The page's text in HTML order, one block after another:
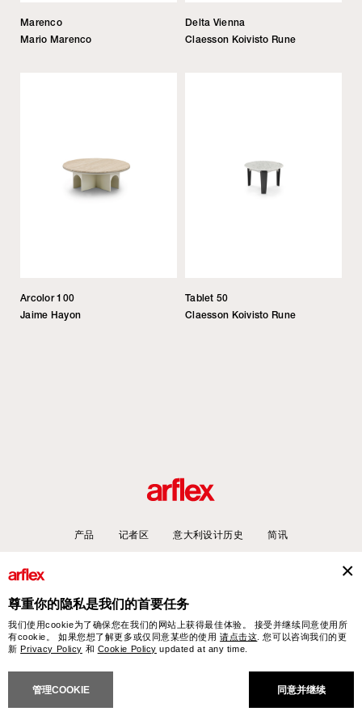
Marenco
Mario Marenco
Delta Vienna
Claesson Koivisto Rune
Arcolor 100
Jaime Hayon
Tablet 50
Claesson Koivisto Rune
产品 记者区 意大利设计历史 简讯
- Phone +39 0362 853043 - VAT IT 00703820969 – © arflex - sevensalotti spa 2026
保留所有权利
SALES CONDITIONS PRIVACY
尊重你的隐私是我们的首要任务
我们使用cookie为了确保您在我们的网站上获得最佳体验。 接受并继续同意使用所
有cookie。 如果您想了解更多或仅同意某些的使用请点击这 . 您可以咨询我们的更
新Privacy Policy 和 Cookie Policy updated at any time.
管理COOKIE 同意并继续